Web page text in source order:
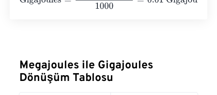
Megajoules ile Gigajoules
Dönüşüm Tablosu